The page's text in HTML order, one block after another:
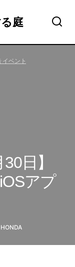
庭
イベント
日】
アプ